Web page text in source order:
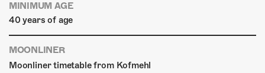
MINIMUM AGE
40 years of age
MOONLINER
Moonliner timetable from Kofmehl